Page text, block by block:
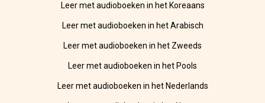
Leer met audioboeken in het Koreaans
Leer met audioboeken in het Arabisch
Leer met audioboeken in het Zweeds
Leer met audioboeken in het Pools
Leer met audioboeken in het Nederlands